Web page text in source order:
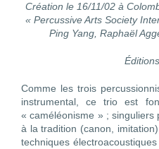
Création le 16/11/02 à
« Percussive Arts Society
Ping Yang, Raphaël
Comme les trois
instrumental, ce trio est
« caméléonisme » ; singuliers
à la tradition (canon,
techniques